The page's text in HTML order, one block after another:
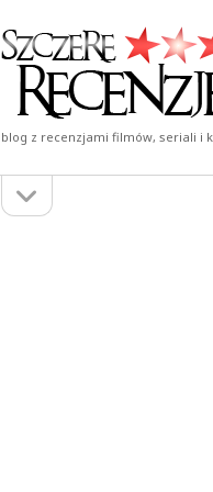
Szczere
Recenzje
blog z recenzjami filmów, seriali i
pasek